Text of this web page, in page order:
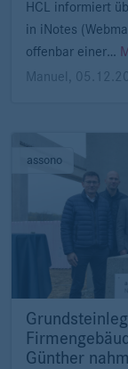
HCL informiert
in iNotes
offenbar einer…
Manuel ,
assono
Günther